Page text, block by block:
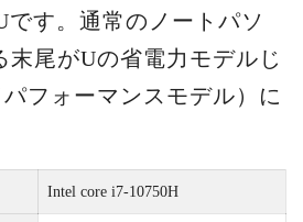
です。通常のノートパソ
末尾がUの省電力モデルじ
フォーマンスモデル）に
Intel core i7-10750H